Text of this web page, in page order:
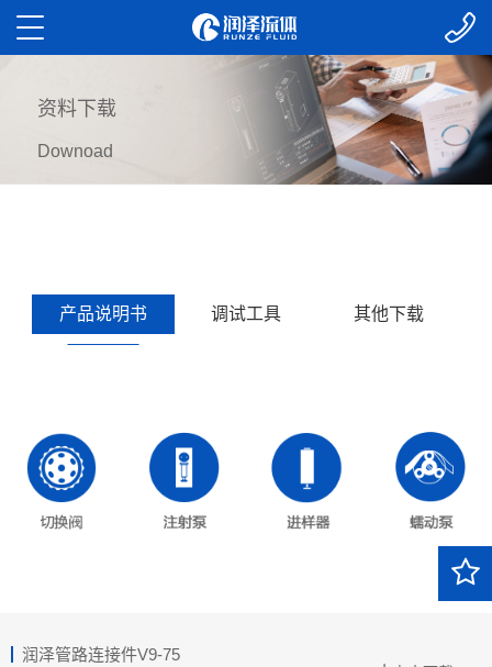
资料下载
Downoad
产品说明书 调试工具 其他下载
润泽管路连接件V9-75